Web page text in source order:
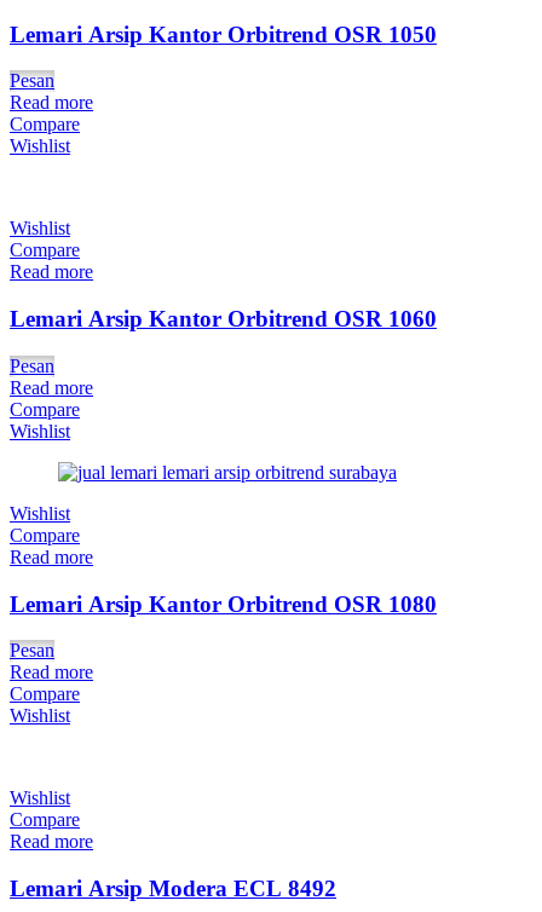
Lemari Arsip Kantor Orbitrend OSR 1050
Pesan
Read more
Compare
Wishlist
Wishlist
Compare
Read more
Lemari Arsip Kantor Orbitrend OSR 1060
Pesan
Read more
Compare
Wishlist
Wishlist
Compare
Read more
Lemari Arsip Kantor Orbitrend OSR 1080
Pesan
Read more
Compare
Wishlist
Wishlist
Compare
Read more
Lemari Arsip Modera ECL 8492